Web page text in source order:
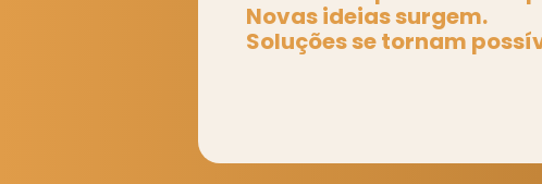
Novas ideias surgem.
Soluções se tornam